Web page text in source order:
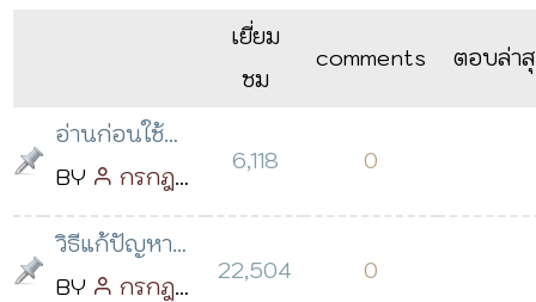
เยี่ยม
ชม
comments ตอบล่า
อ่านก่อนใช้
งานหมวดหมู่
นี้
BY
กรกฎ
วิริยะ
โพสต์
เมื่อ 05 พ.ค.
6,118 0
วิธีแก้ปัญหา
เมื่อแอพพลิ
BY
กรกฎ
22,504 0